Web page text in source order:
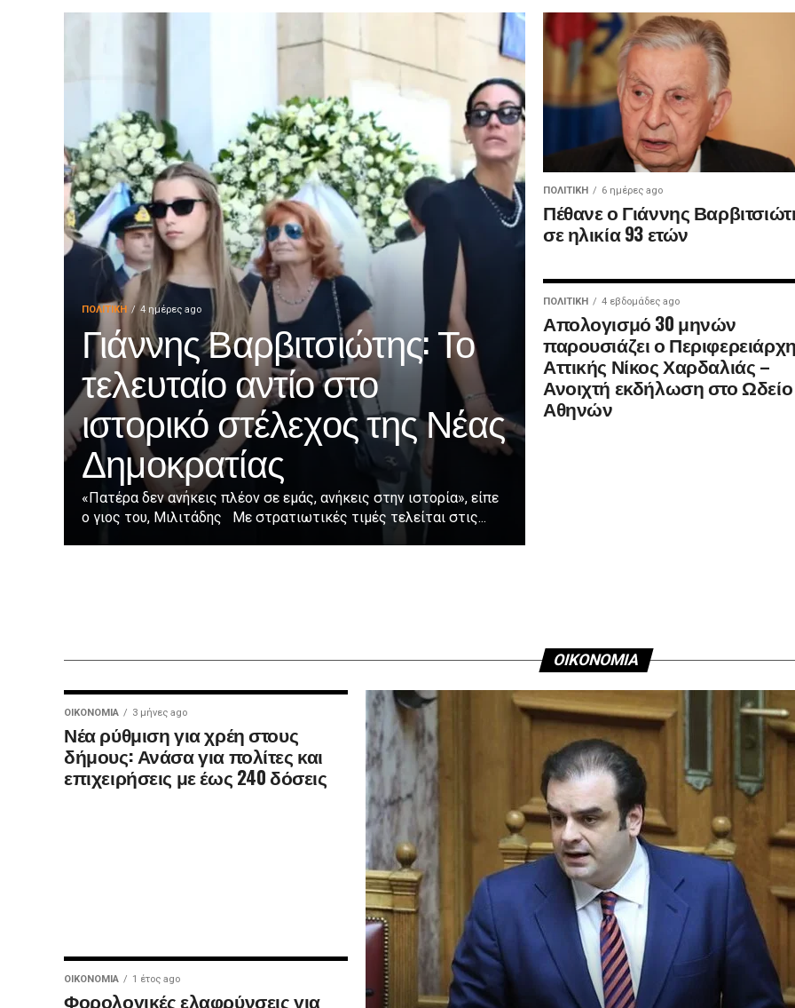
ΠΟΛΙΤΙΚΉ 4 ημέρες ago
Γιάννης Βαρβιτσιώτης: Το
τελευταίο αντίο στο
ιστορικό στέλεχος της Νέας
Δημοκρατίας
«Πατέρα δεν ανήκεις πλέον σε εμάς, ανήκεις στην ιστορία», είπε
ο γιος του, Μιλιτάδης Με στρατιωτικές τιμές τελείται στις...
ΠΟΛΙΤΙΚΉ 6 ημέρες ago
Πέθανε ο Γιάννης
σε ηλικία 93 ετών
ΠΟΛΙΤΙΚΉ 4 εβδομάδες ago
Απολογισμό 30 μηνών
παρουσιάζει ο
Αττικής Νίκος Χαρδαλιάς –
Ανοιχτή εκδήλωση στο Ωδείο
Αθηνών
ΟΙΚΟΝΟΜΙΑ
ΟΙΚΟΝΟΜΊΑ 3 μήνες ago
Νέα ρύθμιση για χρέη στους
δήμους: Ανάσα για πολίτες και
επιχειρήσεις με έως 240 δόσεις
ΟΙΚΟΝΟΜΊΑ 1 έτος ago
Φορολογικές ελαφρύνσεις για